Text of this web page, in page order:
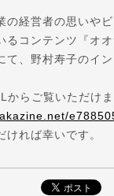
の経営者の思いや
るコンテンツ『オ
て、野村寿子のイ
からご覧いただけま
れば幸いです。